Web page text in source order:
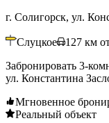
г. Солигорск, ул.
Слуцкое 127 км
Забронировать 3-
ул. Константина
Мгновенное
Реальный объект